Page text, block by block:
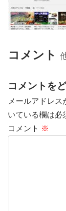
コメント
コメントを
メールアドレス
いている欄は必
コメント ※